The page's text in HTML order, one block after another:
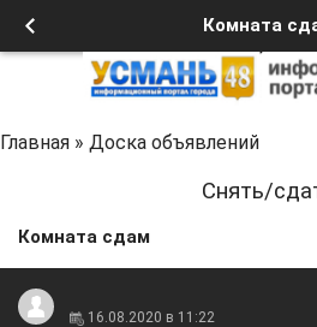
Комната
Главная » Доска объявлений
Снять/
Комната сдам
16.08.2020 в 11:22